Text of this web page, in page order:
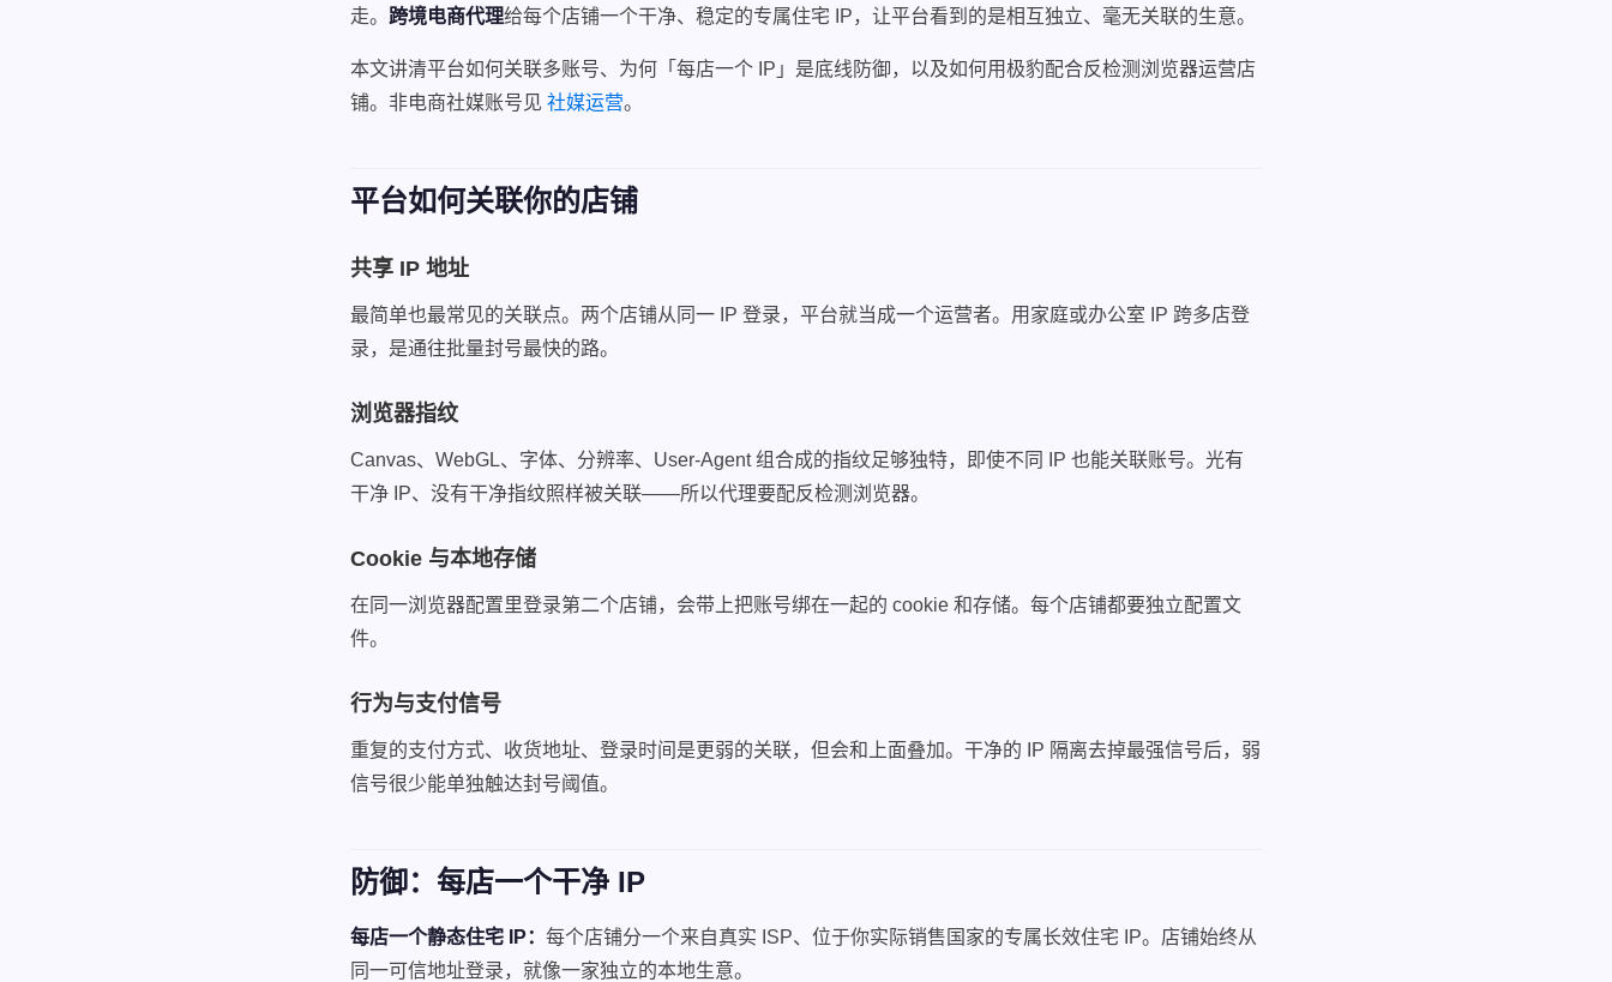
走。 跨境电商代理给每个店铺一个干净、稳定的专属住宅 IP，让平台看到的是相互独立、毫无关联的生意。
本文讲清平台如何关联多账号、为何「每店一个 IP」是底线防御，以及如何用极豹配合反检测浏览器运营店
铺。非电商社媒账号见 社媒运营。
平台如何关联你的店铺
共享 IP 地址
最简单也最常见的关联点。两个店铺从同一 IP 登录，平台就当成一个运营者。用家庭或办公室 IP 跨多店登
录，是通往批量封号最快的路。
浏览器指纹
Canvas、WebGL、字体、分辨率、User-Agent 组合成的指纹足够独特，即使不同 IP 也能关联账号。光有
干净 IP、没有干净指纹照样被关联——所以代理要配反检测浏览器。
Cookie 与本地存储
在同一浏览器配置里登录第二个店铺，会带上把账号绑在一起的 cookie 和存储。每个店铺都要独立配置文
件。
行为与支付信号
重复的支付方式、收货地址、登录时间是更弱的关联，但会和上面叠加。干净的 IP 隔离去掉最强信号后，弱
信号很少能单独触达封号阈值。
防御：每店一个干净 IP
每店一个静态住宅 IP： 每个店铺分一个来自真实 ISP、位于你实际销售国家的专属长效住宅 IP。店铺始终从
同一可信地址登录，就像一家独立的本地生意。